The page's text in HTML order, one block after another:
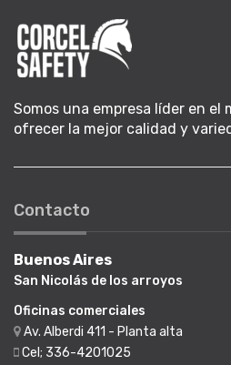
Somos una empresa líder en el
ofrecer la mejor calidad y
Contacto
Buenos Aires
San Nicolás de los arroyos
Oficinas comerciales
Av. Alberdi 411 - Planta alta
Cel; 336-4201025